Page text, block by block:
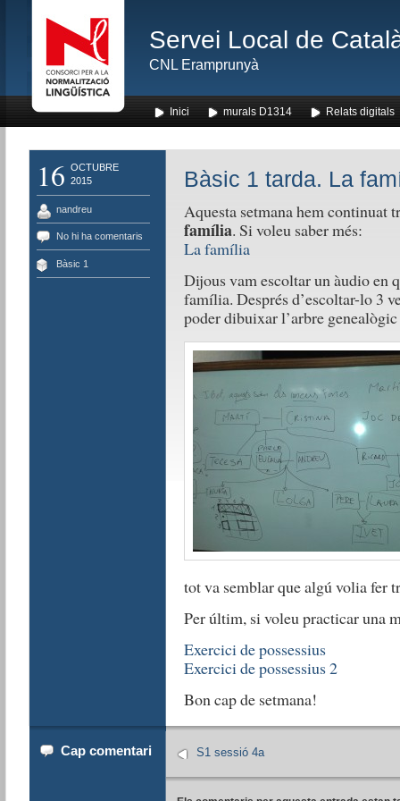
Servei Local de
CNL Eramprunyà
Inici murals D1314 Relats digitals
16 OCTUBRE
2015
nandreu
No hi ha comentaris
Bàsic 1
Bàsic 1 tarda. La
Aquesta setmana hem continuat
família. Si voleu saber més:
La família
Dijous vam escoltar un àudio en
família. Després d’escoltar-lo 3
poder dibuixar l’arbre
tot va semblar que algú volia fer
Per últim, si voleu practicar una
Exercici de possessius
Exercici de possessius 2
Bon cap de setmana!
Cap comentari S1 sessió 4a